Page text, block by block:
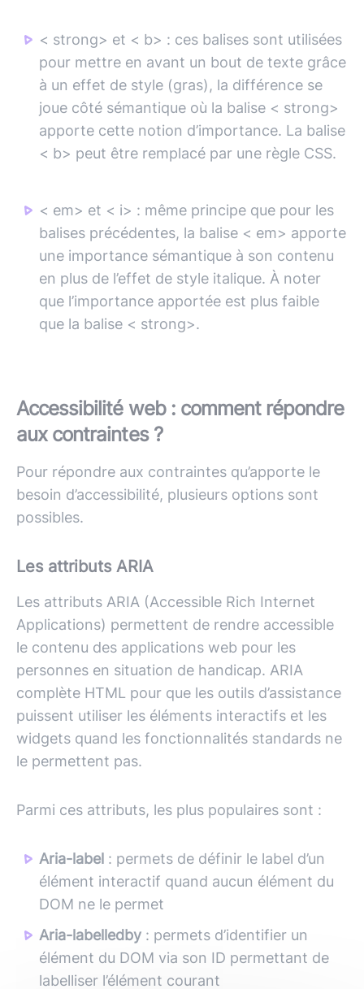
< strong> et < b> : ces balises sont utilisées
pour mettre en avant un bout de texte grâce
à un effet de style (gras), la différence se
joue côté sémantique où la balise < strong>
apporte cette notion d’importance. La balise
< b> peut être remplacé par une règle CSS.
< em> et < i> : même principe que pour les
balises précédentes, la balise < em> apporte
une importance sémantique à son contenu
en plus de l’effet de style italique. À noter
que l’importance apportée est plus faible
que la balise < strong>.
Accessibilité web : comment répondre
aux contraintes ?
Pour répondre aux contraintes qu’apporte le
besoin d’accessibilité, plusieurs options sont
possibles.
Les attributs ARIA
Les attributs ARIA (Accessible Rich Internet
Applications) permettent de rendre accessible
le contenu des applications web pour les
personnes en situation de handicap. ARIA
complète HTML pour que les outils d’assistance
puissent utiliser les éléments interactifs et les
widgets quand les fonctionnalités standards ne
le permettent pas.
Parmi ces attributs, les plus populaires sont :
Aria-label : permets de définir le label d’un
élément interactif quand aucun élément du
DOM ne le permet
Aria-labelledby : permets d’identifier un
élément du DOM via son ID permettant de
labelliser l’élément courant